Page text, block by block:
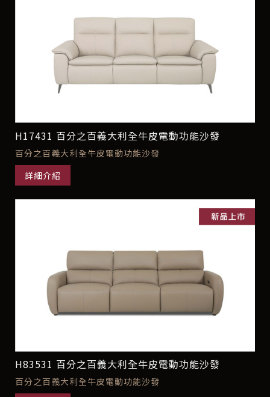
H17431 百分之百義大利全牛皮電動功能沙發
百分之百義大利全牛皮電動功能沙發
詳細介紹
H83531 百分之百義大利全牛皮電動功能沙發
百分之百義大利全牛皮電動功能沙發